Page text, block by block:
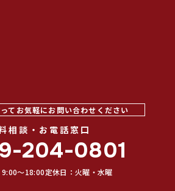
てお気軽にお問い合わせください
相談・お電話窓口
204-0801
9:00〜18:00定休日：火曜・水曜